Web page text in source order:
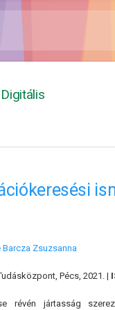
Barcza Zsuzsanna
Pécs, 2021. |
révén jártasság